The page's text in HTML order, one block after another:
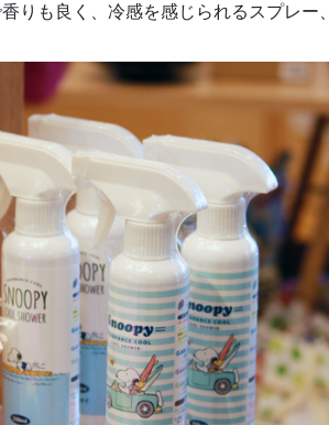
りも良く、冷感を感じられるスプレー、